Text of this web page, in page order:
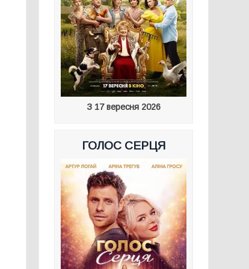
З 17 вересня 2026
ГОЛОС СЕРЦЯ